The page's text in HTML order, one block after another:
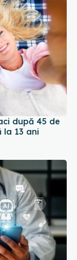
după 45 de
la 13 ani